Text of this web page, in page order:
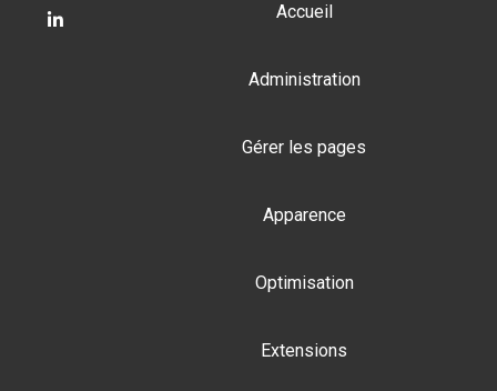
Suivez-
Accueil
Administration
Gérer les pages
Apparence
Optimisation
Extensions